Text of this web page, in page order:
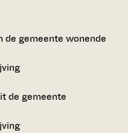
de gemeente wonende
de gemeente